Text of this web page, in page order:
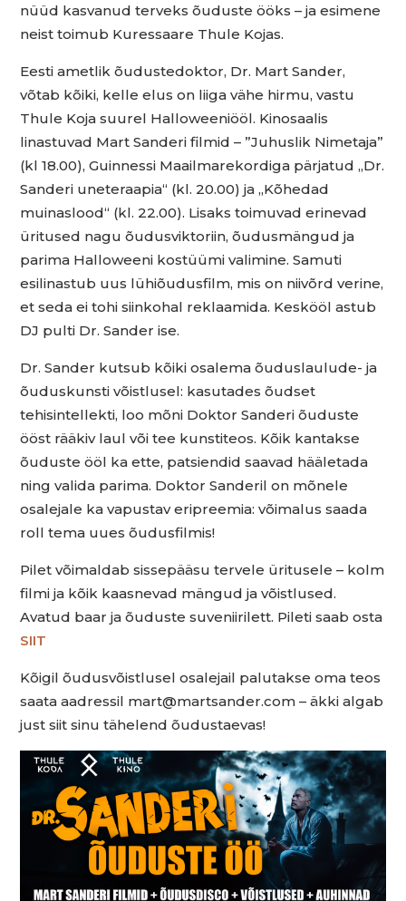
nüüd kasvanud terveks õuduste ööks – ja esimene
neist toimub Kuressaare Thule Kojas.
Eesti ametlik õudustedoktor, Dr. Mart Sander,
võtab kõiki, kelle elus on liiga vähe hirmu, vastu
Thule Koja suurel Halloweeniööl. Kinosaalis
linastuvad Mart Sanderi filmid – ”Juhuslik Nimetaja”
(kl 18.00), Guinnessi Maailmarekordiga pärjatud „Dr.
Sanderi uneteraapia“ (kl. 20.00) ja „Kõhedad
muinaslood“ (kl. 22.00). Lisaks toimuvad erinevad
üritused nagu õudusviktoriin, õudusmängud ja
parima Halloweeni kostüümi valimine. Samuti
esilinastub uus lühiõudusfilm, mis on niivõrd verine,
et seda ei tohi siinkohal reklaamida. Keskööl astub
DJ pulti Dr. Sander ise.
Dr. Sander kutsub kõiki osalema õuduslaulude- ja
õuduskunsti võistlusel: kasutades õudset
tehisintellekti, loo mõni Doktor Sanderi õuduste
ööst rääkiv laul või tee kunstiteos. Kõik kantakse
õuduste ööl ka ette, patsiendid saavad hääletada
ning valida parima. Doktor Sanderil on mõnele
osalejale ka vapustav eripreemia: võimalus saada
roll tema uues õudusfilmis!
Pilet võimaldab sissepääsu tervele üritusele – kolm
filmi ja kõik kaasnevad mängud ja võistlused.
Avatud baar ja õuduste suveniirilett. Pileti saab osta
SIIT
Kõigil õudusvõistlusel osalejail palutakse oma teos
saata aadressil mart@martsander.com – äkki algab
just siit sinu tähelend õudustaevas!